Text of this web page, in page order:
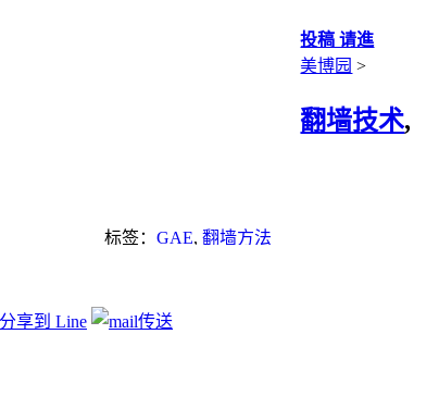
投稿 请進
美博园 >
翻墙技术,
标签： GAE, 翻墙方法